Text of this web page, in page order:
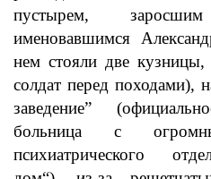
пустырем,
именовавшимся
нем стояли две
солдат перед походами),
заведение”
больница с
психиатрического